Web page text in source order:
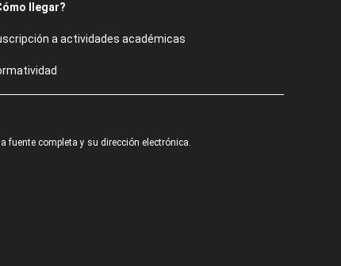
llegar?
a actividades académicas
fuente completa y su dirección electrónica.